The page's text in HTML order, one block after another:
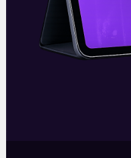
06/01/2022